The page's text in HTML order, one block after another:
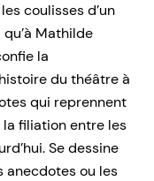
coulisses d’un
qu’à Mathilde
la
du théâtre à
qui reprennent
la filiation entre les
Se dessine
ou les